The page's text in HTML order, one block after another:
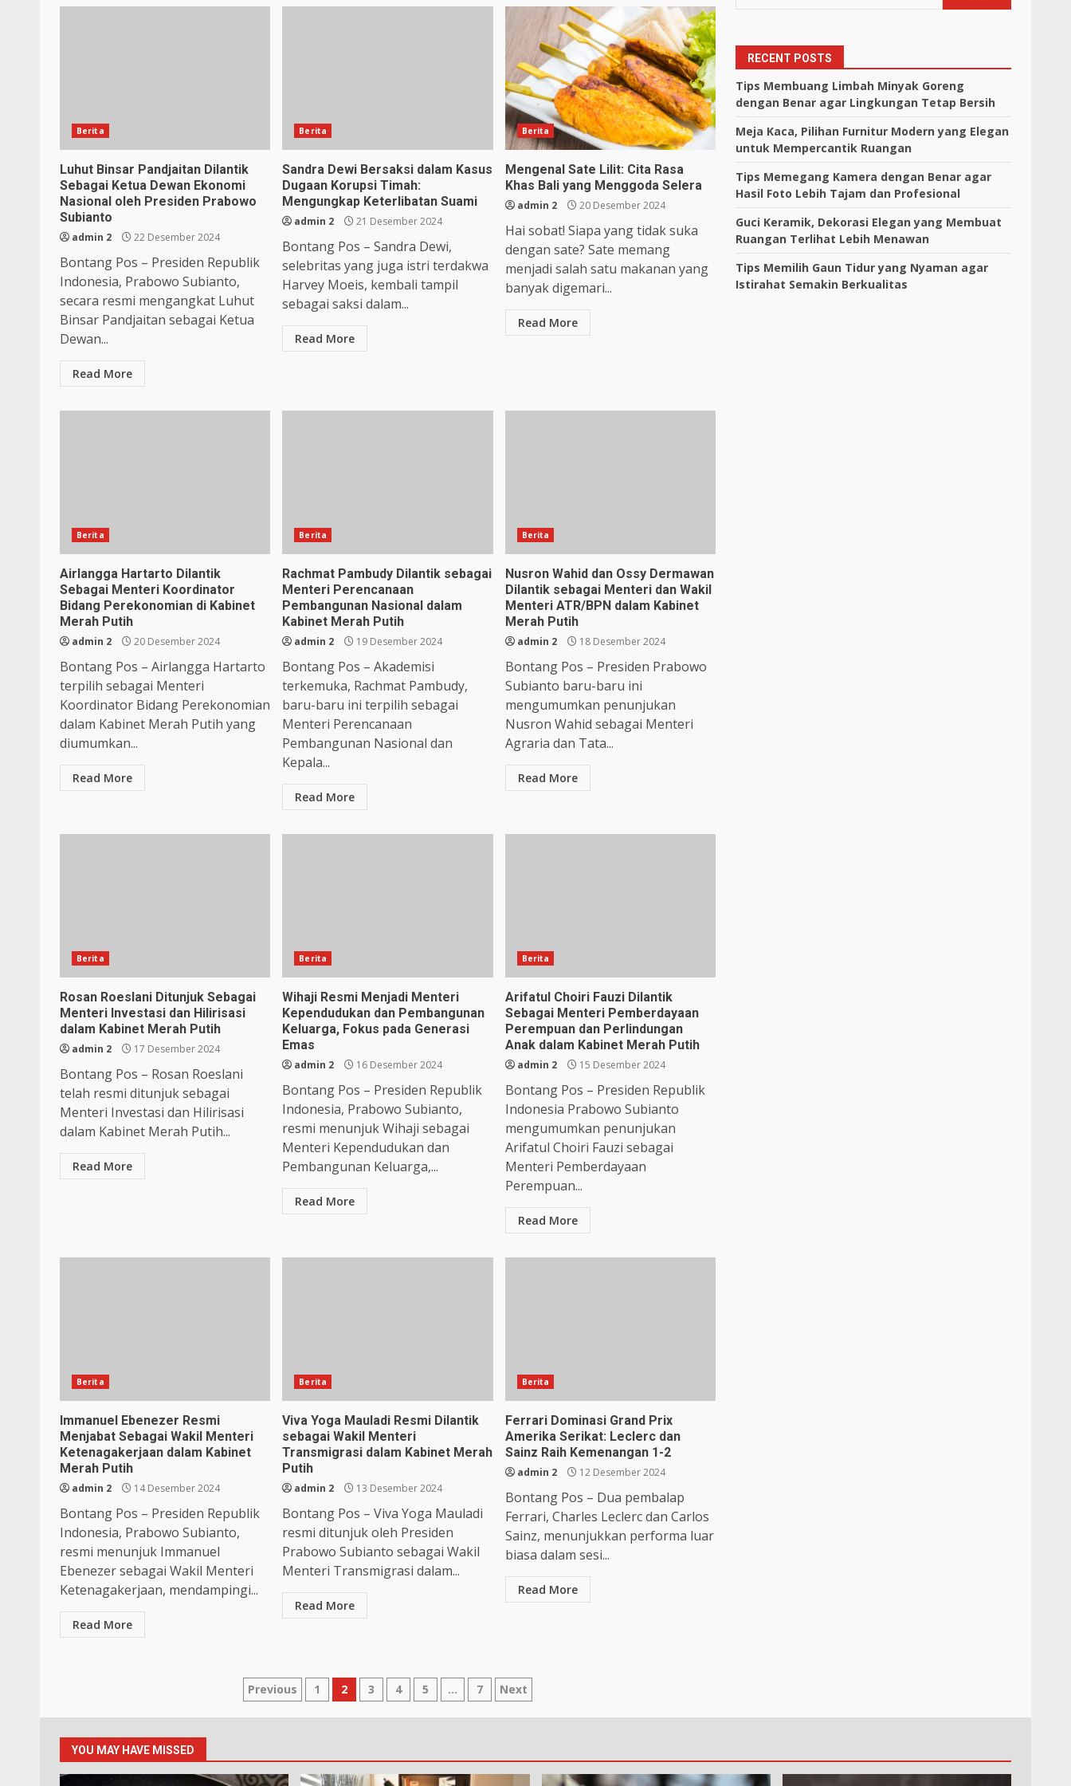
Berita
Luhut Binsar Pandjaitan Dilantik
Sebagai Ketua Dewan Ekonomi
Nasional oleh Presiden Prabowo
Subianto
admin 2 22 Desember 2024
Bontang Pos – Presiden Republik
Indonesia, Prabowo Subianto,
secara resmi mengangkat Luhut
Binsar Pandjaitan sebagai Ketua
Dewan...
Read More
Berita
Sandra Dewi Bersaksi dalam Kasus
Dugaan Korupsi Timah:
Mengungkap Keterlibatan Suami
admin 2 21 Desember 2024
Bontang Pos – Sandra Dewi,
selebritas yang juga istri terdakwa
Harvey Moeis, kembali tampil
sebagai saksi dalam...
Read More
Berita
Mengenal Sate Lilit: Cita Rasa
Khas Bali yang Menggoda Selera
admin 2 20 Desember 2024
Hai sobat! Siapa yang tidak suka
dengan sate? Sate memang
menjadi salah satu makanan yang
banyak digemari...
Read More
Berita
Airlangga Hartarto Dilantik
Sebagai Menteri Koordinator
Bidang Perekonomian di Kabinet
Merah Putih
admin 2 20 Desember 2024
Bontang Pos – Airlangga Hartarto
terpilih sebagai Menteri
Koordinator Bidang Perekonomian
dalam Kabinet Merah Putih yang
diumumkan...
Read More
Berita
Rachmat Pambudy Dilantik sebagai
Menteri Perencanaan
Pembangunan Nasional dalam
Kabinet Merah Putih
admin 2 19 Desember 2024
Bontang Pos – Akademisi
terkemuka, Rachmat Pambudy,
baru-baru ini terpilih sebagai
Menteri Perencanaan
Pembangunan Nasional dan
Kepala...
Read More
Berita
Nusron Wahid dan Ossy Dermawan
Dilantik sebagai Menteri dan Wakil
Menteri ATR/BPN dalam Kabinet
Merah Putih
admin 2 18 Desember 2024
Bontang Pos – Presiden Prabowo
Subianto baru-baru ini
mengumumkan penunjukan
Nusron Wahid sebagai Menteri
Agraria dan Tata...
Read More
Berita
Rosan Roeslani Ditunjuk Sebagai
Menteri Investasi dan Hilirisasi
dalam Kabinet Merah Putih
admin 2 17 Desember 2024
Bontang Pos – Rosan Roeslani
telah resmi ditunjuk sebagai
Menteri Investasi dan Hilirisasi
dalam Kabinet Merah Putih...
Read More
Berita
Wihaji Resmi Menjadi Menteri
Kependudukan dan Pembangunan
Keluarga, Fokus pada Generasi
Emas
admin 2 16 Desember 2024
Bontang Pos – Presiden Republik
Indonesia, Prabowo Subianto,
resmi menunjuk Wihaji sebagai
Menteri Kependudukan dan
Pembangunan Keluarga,...
Read More
Berita
Arifatul Choiri Fauzi Dilantik
Sebagai Menteri Pemberdayaan
Perempuan dan Perlindungan
Anak dalam Kabinet Merah Putih
admin 2 15 Desember 2024
Bontang Pos – Presiden Republik
Indonesia Prabowo Subianto
mengumumkan penunjukan
Arifatul Choiri Fauzi sebagai
Menteri Pemberdayaan
Perempuan...
Read More
Berita
Immanuel Ebenezer Resmi
Menjabat Sebagai Wakil Menteri
Ketenagakerjaan dalam Kabinet
Merah Putih
admin 2 14 Desember 2024
Bontang Pos – Presiden Republik
Indonesia, Prabowo Subianto,
resmi menunjuk Immanuel
Ebenezer sebagai Wakil Menteri
Ketenagakerjaan, mendampingi...
Read More
Berita
Viva Yoga Mauladi Resmi Dilantik
sebagai Wakil Menteri
Transmigrasi dalam Kabinet Merah
Putih
admin 2 13 Desember 2024
Bontang Pos – Viva Yoga Mauladi
resmi ditunjuk oleh Presiden
Prabowo Subianto sebagai Wakil
Menteri Transmigrasi dalam...
Read More
Berita
Ferrari Dominasi Grand Prix
Amerika Serikat: Leclerc dan
Sainz Raih Kemenangan 1-2
admin 2 12 Desember 2024
Bontang Pos – Dua pembalap
Ferrari, Charles Leclerc dan Carlos
Sainz, menunjukkan performa luar
biasa dalam sesi...
Read More
Paginasi
pos
Previous 1 2 3 4 5 … 7 Next
RECENT POSTS
Tips Membuang Limbah Minyak Goreng
dengan Benar agar Lingkungan Tetap Bersih
Meja Kaca, Pilihan Furnitur Modern yang Elegan
untuk Mempercantik Ruangan
Tips Memegang Kamera dengan Benar agar
Hasil Foto Lebih Tajam dan Profesional
Guci Keramik, Dekorasi Elegan yang Membuat
Ruangan Terlihat Lebih Menawan
Tips Memilih Gaun Tidur yang Nyaman agar
Istirahat Semakin Berkualitas
YOU MAY HAVE MISSED